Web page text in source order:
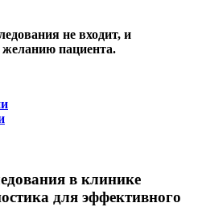
не входит, и
желанию пациента.
в клинике
для эффективного